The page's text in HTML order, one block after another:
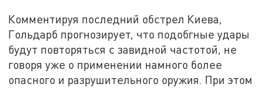
Комментируя последний обстрел Киева,
Гольдарб прогнозирует, что подобгные удары
будут повторяться с завидной частотой, не
говоря уже о применении намного более
опасного и разрушительного оружия. При этом